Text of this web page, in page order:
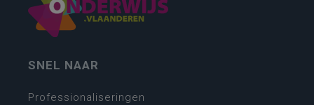
SNEL NAAR
Professionaliseringen